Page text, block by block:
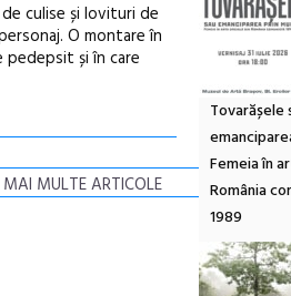
culise și lovituri de
O montare în
pedepsit și în care
MAI MULTE ARTICOLE
Tovarășele
Femeia în
România
1989